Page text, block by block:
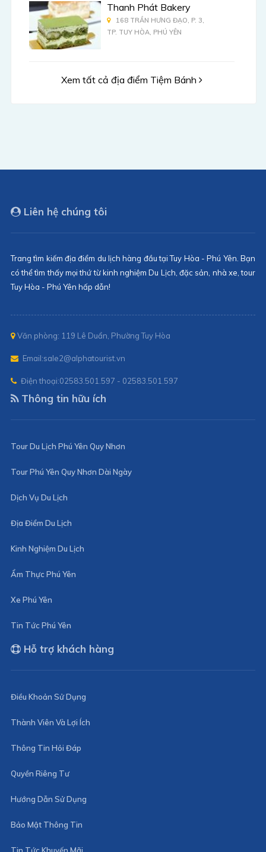
Thanh Phát Bakery
168 TRẦN HƯNG ĐẠO, P. 3,
TP. TUY HÒA, PHÚ YÊN
Xem tất cả địa điểm Tiệm Bánh
Liên hệ chúng tôi
Trang tìm kiếm địa điểm du lịch hàng đầu tại Tuy Hòa - Phú Yên. Bạn
có thể tìm thấy mọi thứ từ kinh nghiệm Du Lịch, đặc sản, nhà xe, tour
Tuy Hòa - Phú Yên hấp dẫn!
Văn phòng: 119 Lê Duẩn, Phường Tuy Hòa
Email:sale2@alphatourist.vn
Điện thoại:02583.501.597 - 02583.501.597
Thông tin hữu ích
Tour Du Lịch Phú Yên Quy Nhơn
Tour Phú Yên Quy Nhơn Dài Ngày
Dịch Vụ Du Lịch
Địa Điểm Du Lịch
Kinh Nghiệm Du Lịch
Ẩm Thực Phú Yên
Xe Phú Yên
Tin Tức Phú Yên
Hỗ trợ khách hàng
Điều Khoản Sử Dụng
Thành Viên Và Lợi Ích
Thông Tin Hỏi Đáp
Quyền Riêng Tư
Hướng Dẫn Sử Dụng
Bảo Mật Thông Tin
Tin Tức Khuyến Mãi